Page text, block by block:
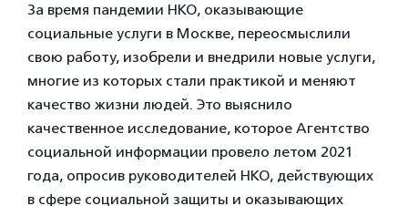
За время пандемии НКО, оказывающие
социальные услуги в Москве, переосмыслили
свою работу, изобрели и внедрили новые услуги,
многие из которых стали практикой и меняют
качество жизни людей. Это выяснило
качественное исследование, которое Агентство
социальной информации провело летом 2021
года, опросив руководителей НКО, действующих
в сфере социальной защиты и оказывающих